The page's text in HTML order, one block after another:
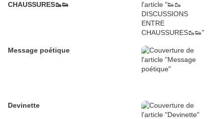
CHAUSSURES🥾👟
Message poétique
Devinette